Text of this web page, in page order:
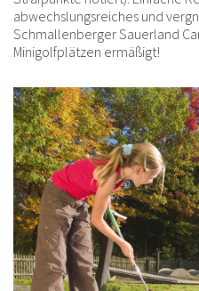
abwechslungsreiches und
Schmallenberger Sauerland
Minigolfplätzen ermäßigt!